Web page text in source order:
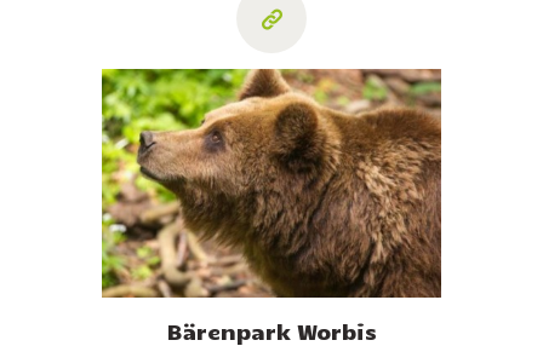
Bärenpark Worbis